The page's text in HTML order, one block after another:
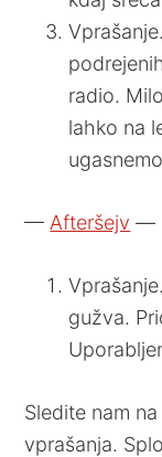
radio.
lahko na
— Afteršejv —
gužva.
Sledite nam
vprašanja.